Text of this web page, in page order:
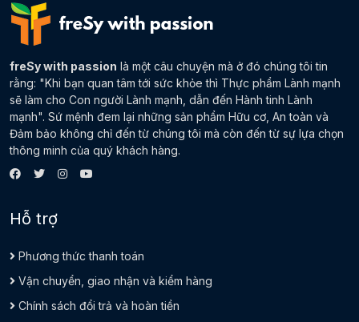
freSy with passion là một câu chuyện mà ở đó chúng tôi tin
rằng: "Khi bạn quan tâm tới sức khỏe thì Thực phẩm Lành mạnh
sẽ làm cho Con người Lành mạnh, dẫn đến Hành tinh Lành
mạnh". Sứ mệnh đem lại những sản phẩm Hữu cơ, An toàn và
Đảm bảo không chỉ đến từ chúng tôi mà còn đến từ sự lựa chọn
thông minh của quý khách hàng.
Hỗ trợ
Phương thức thanh toán
Vận chuyển, giao nhận và kiểm hàng
Chính sách đổi trả và hoàn tiền